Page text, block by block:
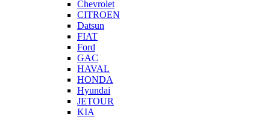
Chevrolet
CITROEN
Datsun
FIAT
Ford
GAC
HAVAL
HONDA
Hyundai
JETOUR
KIA